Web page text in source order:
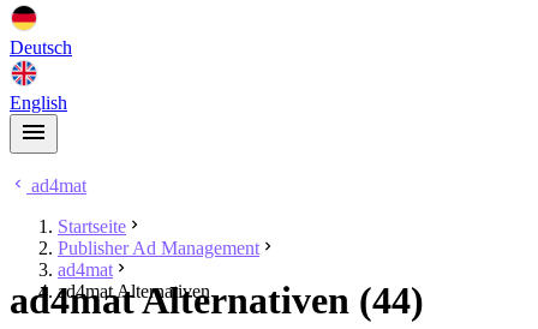
Deutsch
English
ad4mat
Startseite
Publisher Ad Management
ad4mat
ad4mat Alternativen
ad4mat Alternativen (44)